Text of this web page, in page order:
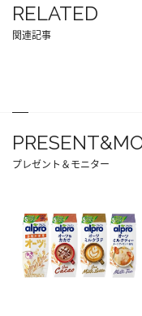
RELATED
関連記事
プレゼント＆モニター